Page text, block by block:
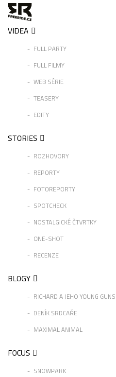
VIDEA
FULL PARTY
FULL FILMY
WEB SÉRIE
TEASERY
EDITY
STORIES
ROZHOVORY
REPORTY
FOTOREPORTY
SPOTCHECK
NOSTALGICKÉ ČTVRTKY
ONE-SHOT
RECENZE
BLOGY
RICHARD A JEHO YOUNG GUNS
DENÍK SRDCAŘE
MAXIMAL ANIMAL
FOCUS
SNOWPARK